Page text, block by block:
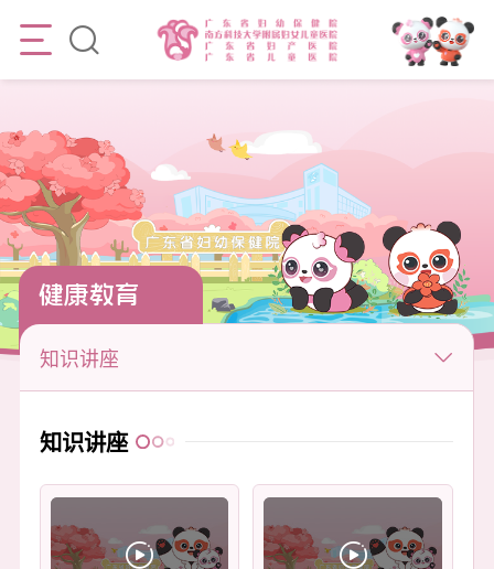
知识讲座
健康教育
知识讲座